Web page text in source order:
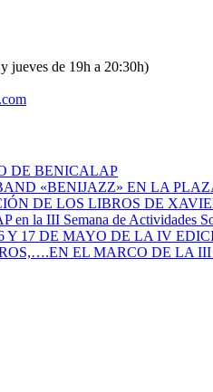
jueves de 19h a 20:30h)
DE BENICALAP
«BENIJAZZ» EN LA
DE LOS LIBROS DE
la III Semana de Actividades
Y 17 DE MAYO DE LA IV
EL MARCO DE LA